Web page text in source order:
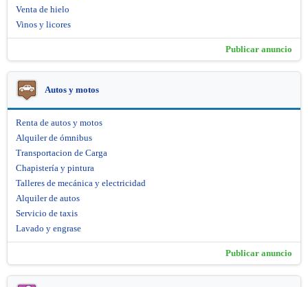
Venta de hielo
Vinos y licores
Publicar anuncio
Autos y motos
Renta de autos y motos
Alquiler de ómnibus
Transportacion de Carga
Chapistería y pintura
Talleres de mecánica y electricidad
Alquiler de autos
Servicio de taxis
Lavado y engrase
Publicar anuncio